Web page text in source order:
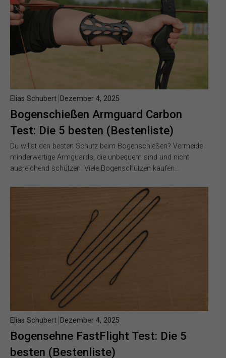
Bogenschießen Armguard Carbon
Test: Die 5 besten (Bestenliste)
Elias Schubert Dezember 4, 2025
Du willst den besten Schutz beim Bogenschießen? Vermeide
minderwertige Armguards, die unbequem sind und nicht
ausreichend schützen. Viele Bogenschützen kaufen…
Bogensehne FastFlight Test: Die 5
besten (Bestenliste)
Elias Schubert Dezember 4, 2025